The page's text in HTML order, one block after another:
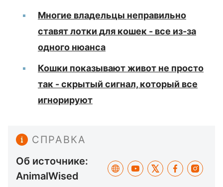
Многие владельцы неправильно
ставят лотки для кошек - все из-за
одного нюанса
Кошки показывают живот не просто
так - скрытый сигнал, который все
игнорируют
СПРАВКА
Об источнике:
AnimalWised